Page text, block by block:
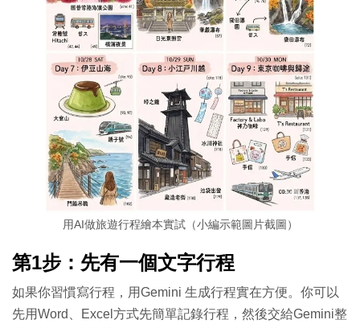
用AI做旅遊行程繪本實試（小編示範圖片截圖）
第1步：先有一個文字行程
如果你習慣寫行程，用Gemini 生成行程實在方便。你可以
先用Word、Excel方式先簡單記錄行程，然後交給Gemini整